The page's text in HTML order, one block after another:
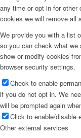
any time or opt in for
cookies we will remove all
We provide you with a list
so you can check what
show or modify cookies
browser security settings.
Check to enable
if you do not opt in. We
will be prompted again
Click to enable/disable
Other external services